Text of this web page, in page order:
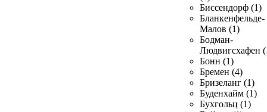
Биссендорф (1)
Бланкенфельде-
Малов (1)
Бодман-
Людвигсхафен
Бонн (1)
Бремен (4)
Бризеланг (1)
Буденхайм (1)
Бухгольц (1)